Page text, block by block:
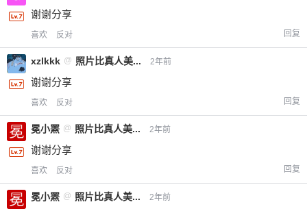
谢谢分享
喜欢 反对 回复
xzlkkk @ 照片比真人美... 2年前
谢谢分享
喜欢 反对 回复
冕小罴 @ 照片比真人美... 2年前
谢谢分享
喜欢 反对 回复
冕小罴 @ 照片比真人美... 2年前